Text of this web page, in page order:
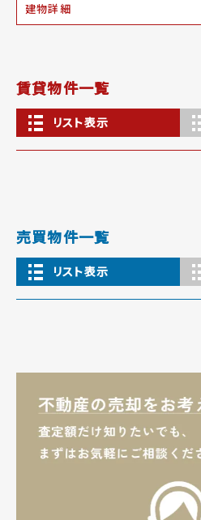
建物詳細
賃貸物件一覧
リスト表示
売買物件一覧
リスト表示